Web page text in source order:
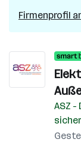
Firmenprofil
ASZ